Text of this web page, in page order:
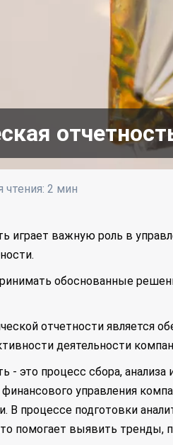
чтения: 2 мин
играет важную роль в
обоснованные
отчетности является
деятельности
- это процесс сбора,
управления
В процессе подготовки
помогает выявить